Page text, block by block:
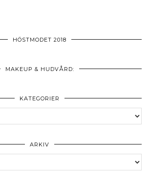
HÖSTMODET 2018
MAKEUP & HUDVÅRD:
KATEGORIER
ARKIV